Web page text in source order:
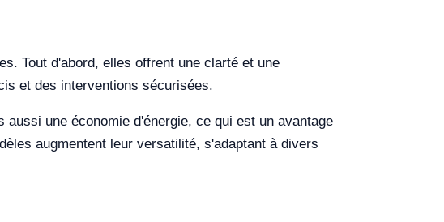
Tout d'abord, elles offrent une clarté et une
et des interventions sécurisées.
une économie d'énergie, ce qui est un avantage
augmentent leur versatilité, s'adaptant à divers